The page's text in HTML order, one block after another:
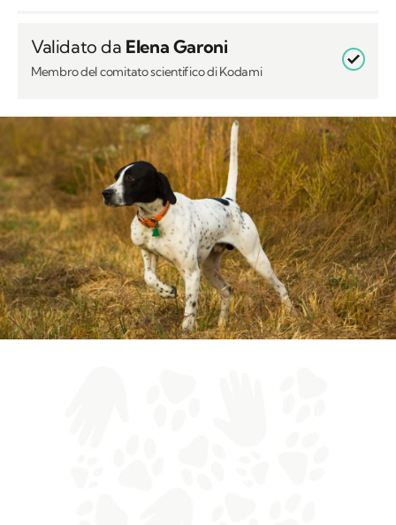
Validato da Elena Garoni
Membro del comitato scientifico di Kodami